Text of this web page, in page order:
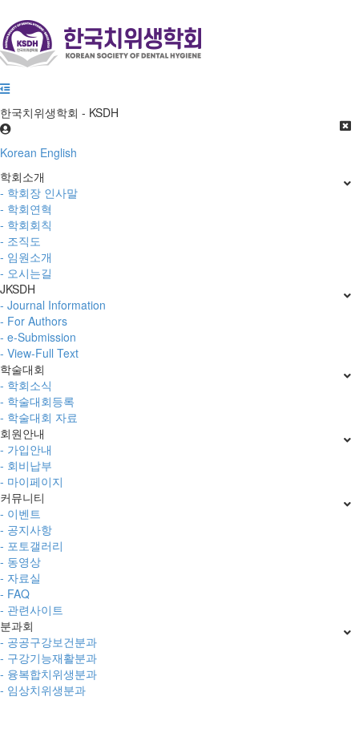
한국치위생학회 - KSDH
Korean English
학회소개
- 학회장 인사말
- 학회연혁
- 학회회칙
- 조직도
- 임원소개
- 오시는길
JKSDH
- Journal Information
- For Authors
- e-Submission
- View-Full Text
학술대회
- 학회소식
- 학술대회등록
- 학술대회 자료
회원안내
- 가입안내
- 회비납부
- 마이페이지
커뮤니티
- 이벤트
- 공지사항
- 포토갤러리
- 동영상
- 자료실
- FAQ
- 관련사이트
분과회
- 공공구강보건분과
- 구강기능재활분과
- 융복합치위생분과
- 임상치위생분과